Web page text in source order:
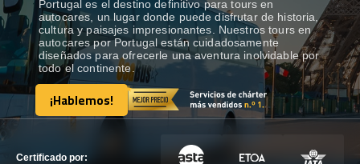
RECORRIDAS Show dropdown
FLOTA
Portugal es el destino definitivo para tours en
autocares, un lugar donde puede disfrutar de historia,
cultura y paisajes impresionantes. Nuestros tours en
autocares por Portugal están cuidadosamente
diseñados para ofrecerle una aventura inolvidable por
todo el continente.
¡Hablemos!
¡Hablemos!
Certificado por: